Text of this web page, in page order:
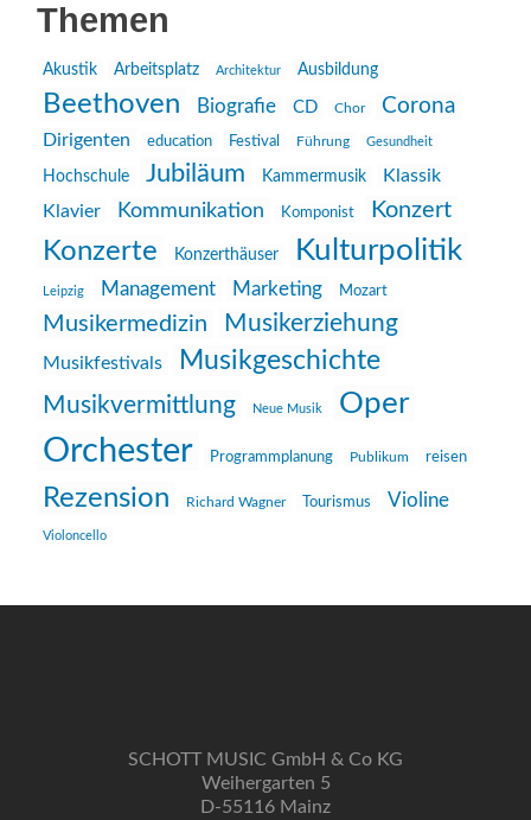
Themen
Akustik Arbeitsplatz Architektur Ausbildung
Beethoven Biografie CD Chor Corona
Dirigenten education Festival Führung Gesundheit
Hochschule Jubiläum Kammermusik
Klassik
Klavier
Kommunikation Komponist Konzert
Konzerte Konzerthäuser Kulturpolitik
Leipzig Management Marketing Mozart
Musikermedizin Musikerziehung
Musikfestivals Musikgeschichte
Musikvermittlung Neue Musik Oper
Orchester Programmplanung Publikum reisen
Rezension Richard Wagner Tourismus Violine
Violoncello
SCHOTT MUSIC GmbH & Co KG
Weihergarten 5
D-55116 Mainz